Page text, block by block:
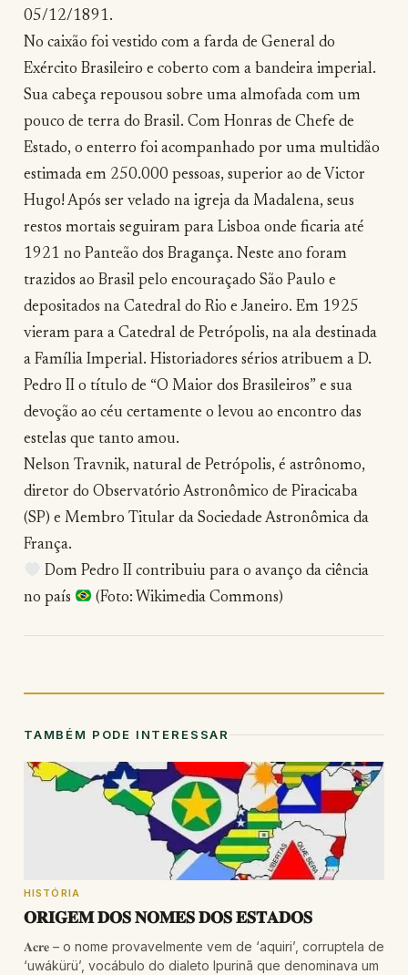
05/12/1891.
No caixão foi vestido com a farda de General do
Exército Brasileiro e coberto com a bandeira imperial.
Sua cabeça repousou sobre uma almofada com um
pouco de terra do Brasil. Com Honras de Chefe de
Estado, o enterro foi acompanhado por uma multidão
estimada em 250.000 pessoas, superior ao de Victor
Hugo! Após ser velado na igreja da Madalena, seus
restos mortais seguiram para Lisboa onde ficaria até
1921 no Panteão dos Bragança. Neste ano foram
trazidos ao Brasil pelo encouraçado São Paulo e
depositados na Catedral do Rio e Janeiro. Em 1925
vieram para a Catedral de Petrópolis, na ala destinada
a Família Imperial. Historiadores sérios atribuem a D.
Pedro II o título de “O Maior dos Brasileiros” e sua
devoção ao céu certamente o levou ao encontro das
estelas que tanto amou.
Nelson Travnik, natural de Petrópolis, é astrônomo,
diretor do Observatório Astronômico de Piracicaba
(SP) e Membro Titular da Sociedade Astronômica da
França.
Dom Pedro II contribuiu para o avanço da ciência
no país
(Foto: Wikimedia Commons)
TAMBÉM PODE INTERESSAR
HISTÓRIA
𝐎𝐑𝐈𝐆𝐄𝐌 𝐃𝐎𝐒 𝐍𝐎𝐌𝐄𝐒 𝐃𝐎𝐒 𝐄𝐒𝐓𝐀𝐃𝐎𝐒
𝐀𝐜𝐫𝐞 – o nome provavelmente vem de ‘aquiri’, corruptela de
‘uwákürü’, vocábulo do dialeto Ipurinã que denominava um